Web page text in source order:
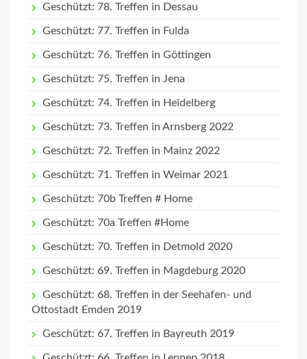
Geschützt: 78. Treffen in Dessau
Geschützt: 77. Treffen in Fulda
Geschützt: 76. Treffen in Göttingen
Geschützt: 75. Treffen in Jena
Geschützt: 74. Treffen in Heidelberg
Geschützt: 73. Treffen in Arnsberg 2022
Geschützt: 72. Treffen in Mainz 2022
Geschützt: 71. Treffen in Weimar 2021
Geschützt: 70b Treffen # Home
Geschützt: 70a Treffen #Home
Geschützt: 70. Treffen in Detmold 2020
Geschützt: 69. Treffen in Magdeburg 2020
Geschützt: 68. Treffen in der Seehafen- und
Ottostadt Emden 2019
Geschützt: 67. Treffen in Bayreuth 2019